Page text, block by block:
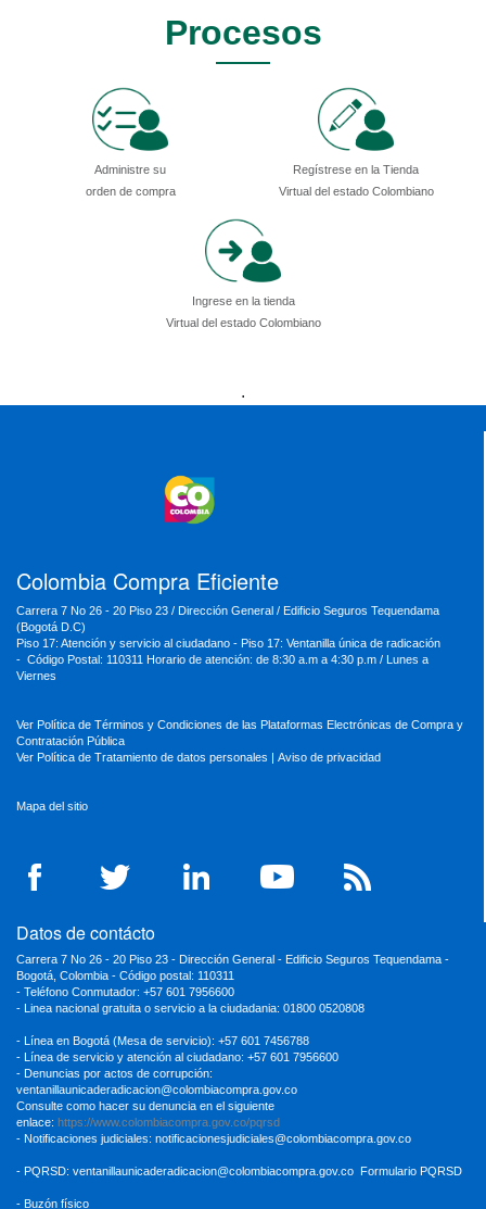
Procesos
Administre su
orden de compra
Regístrese en la Tienda
Virtual del estado Colombiano
Ingrese en la tienda
Virtual del estado Colombiano
MinRelaciones
MinHacienda
.
Colombia Compra Eficiente
Carrera 7 No 26 - 20 Piso 23 / Dirección General / Edificio Seguros Tequendama
(Bogotá D.C)
Piso 17: Atención y servicio al ciudadano - Piso 17: Ventanilla única de radicación
- Código Postal: 110311 Horario de atención: de 8:30 a.m a 4:30 p.m / Lunes a
Viernes
Ver Política de Términos y Condiciones de las Plataformas Electrónicas de Compra y
Contratación Pública
Ver Política de Tratamiento de datos personales | Aviso de privacidad
Mapa del sitio
Datos de contácto
Carrera 7 No 26 - 20 Piso 23 - Dirección General - Edificio Seguros Tequendama -
Bogotá, Colombia - Código postal: 110311
- Teléfono Conmutador: +57 601 7956600
- Linea nacional gratuita o servicio a la ciudadania: 01800 0520808
- Línea en Bogotá (Mesa de servicio): +57 601 7456788
- Línea de servicio y atención al ciudadano: +57 601 7956600
- Denuncias por actos de corrupción:
ventanillaunicaderadicacion@colombiacompra.gov.co
Consulte como hacer su denuncia en el siguiente
enlace: https://www.colombiacompra.gov.co/pqrsd
- Notificaciones judiciales: notificacionesjudiciales@colombiacompra.gov.co
- PQRSD: ventanillaunicaderadicacion@colombiacompra.gov.co Formulario PQRSD
- Buzón físico